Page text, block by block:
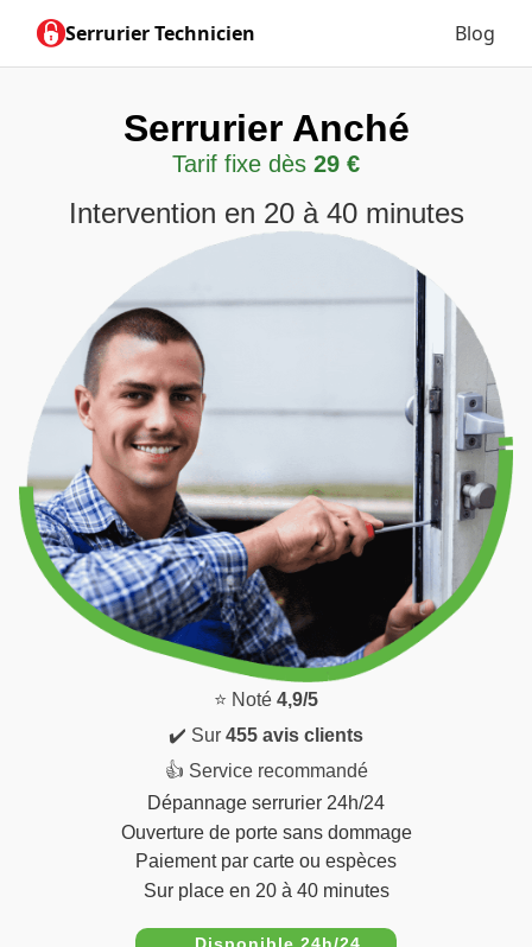
Serrurier Technicien Blog
Serrurier Anché
Tarif fixe dès 29 €
Intervention en 20 à 40 minutes
⭐ Noté 4,9/5
✔️ Sur 455 avis clients
👍 Service recommandé
Dépannage serrurier 24h/24
Ouverture de porte sans dommage
Paiement par carte ou espèces
Sur place en 20 à 40 minutes